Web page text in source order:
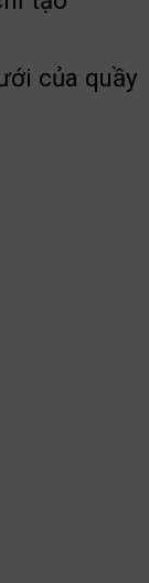
của quầy